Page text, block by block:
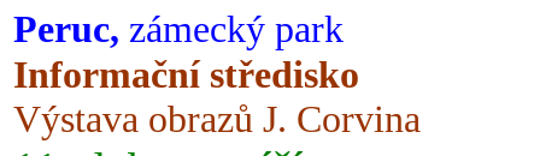
Peruc, zámecký park
Informační středisko
Výstava obrazů J. Corvina